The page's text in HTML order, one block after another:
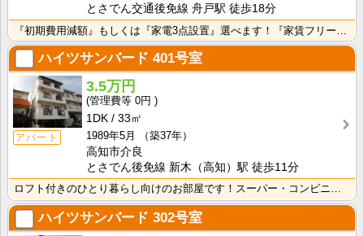
とさでん交通後免線 舟戸駅 徒歩18分
ハイツサンバード 401号室
アパート
3.5万円
0円
1DK
33㎡
1989年5月
（築37年）
高知市介良
とさでん後免線 新木（高知）駅 徒歩11分
ロフト付きのひとり暮らし向けのお部屋です！スーパー・コンビニ・飲食店や商業施設も豊富な暮らしやすい立･･･
ハイツサンバード 302号室